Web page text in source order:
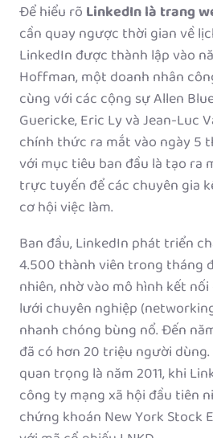
Để hiểu rõ LinkedIn là trang
cần quay ngược thời gian về
LinkedIn được thành lập vào
Hoffman, một doanh nhân
cùng với các cộng sự Allen
Guericke, Eric Ly và Jean-Luc
chính thức ra mắt vào ngày 5
với mục tiêu ban đầu là tạo ra
trực tuyến để các chuyên gia
cơ hội việc làm.
Ban đầu, LinkedIn phát triển
4.500 thành viên trong tháng
nhiên, nhờ vào mô hình kết
lưới chuyên nghiệp
nhanh chóng bùng nổ. Đến
đã có hơn 20 triệu người
quan trọng là năm 2011, khi
công ty mạng xã hội đầu tiên
chứng khoán New York Stock